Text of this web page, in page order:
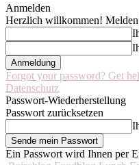
Anmelden
Herzlich willkommen! Melden
Forgot your password? Get
Datenschutz
Passwort-Wiederherstellung
Passwort zurücksetzen
Ein Passwort wird Ihnen per